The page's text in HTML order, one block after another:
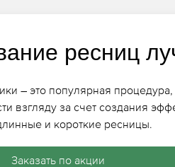
ресниц
– это популярная процедура,
взгляду за счет создания
и короткие ресницы.
Заказать по акции